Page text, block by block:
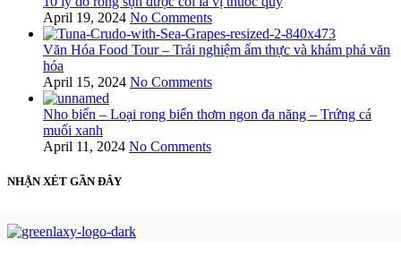
April 19, 2024 No Comments
Văn Hóa Food Tour – Trải nghiệm ẩm thực và khám phá văn
hóa
April 15, 2024 No Comments
Nho biển – Loại rong biển thơm ngon đa năng – Trứng cá
muối xanh
April 11, 2024 No Comments
NHẬN XÉT GẦN ĐÂY